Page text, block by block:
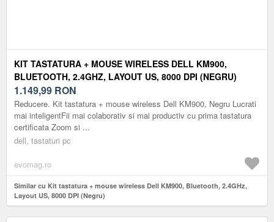
KIT TASTATURA + MOUSE WIRELESS DELL KM900,
BLUETOOTH, 2.4GHZ, LAYOUT US, 8000 DPI (NEGRU)
1.149,99 RON
Reducere. Kit tastatura + mouse wireless Dell KM900, Negru Lucrati
mai inteligentFii mai colaborativ si mai productiv cu prima tastatura
certificata Zoom si ...
dell, tastaturi pc
evomag.ro
Similar cu Kit tastatura + mouse wireless Dell KM900, Bluetooth, 2.4GHz,
Layout US, 8000 DPI (Negru)